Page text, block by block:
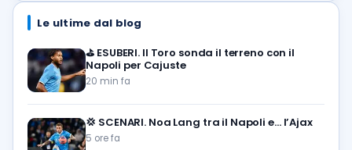
Le ultime dal blog
⛳ ESUBERI. Il Toro sonda il terreno con il
Napoli per Cajuste
20 min fa
💢 SCENARI. Noa Lang tra il Napoli e… l’Ajax
5 ore fa